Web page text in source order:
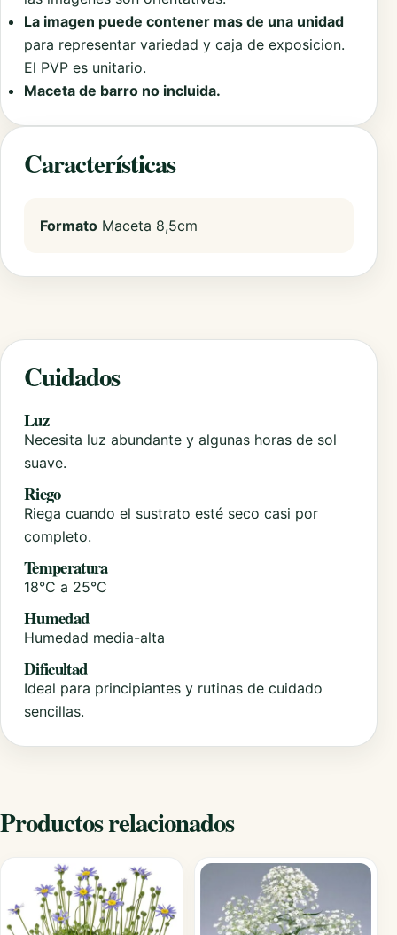
La imagen puede contener mas de una unidad
para representar variedad y caja de exposicion.
El PVP es unitario.
Maceta de barro no incluida.
Características
Formato Maceta 8,5cm
Cuidados
Luz
Necesita luz abundante y algunas horas de sol
suave.
Riego
Riega cuando el sustrato esté seco casi por
completo.
Temperatura
18°C a 25°C
Humedad
Humedad media-alta
Dificultad
Ideal para principiantes y rutinas de cuidado
sencillas.
Productos relacionados